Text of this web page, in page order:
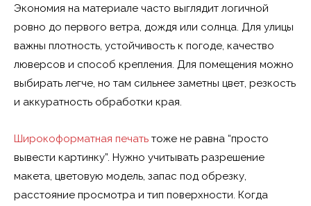
Экономия на материале часто выглядит логичной
ровно до первого ветра, дождя или солнца. Для улицы
важны плотность, устойчивость к погоде, качество
люверсов и способ крепления. Для помещения можно
выбирать легче, но там сильнее заметны цвет, резкость
и аккуратность обработки края.
Широкоформатная печать тоже не равна “просто
вывести картинку”. Нужно учитывать разрешение
макета, цветовую модель, запас под обрезку,
расстояние просмотра и тип поверхности. Когда